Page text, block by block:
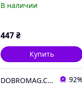
В наличии
447 ₴
Купить
DOBROMAG.COM.UA - ДОБРОМАГ 92%